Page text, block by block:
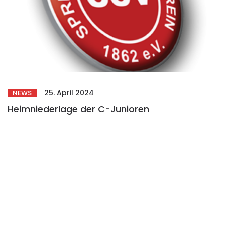
NEWS 25. April 2024
Heimniederlage der C-Junioren